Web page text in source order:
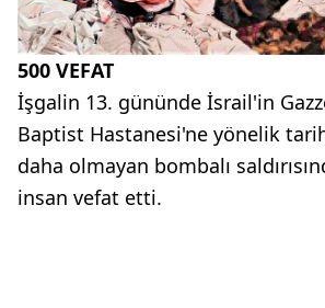
500 VEFAT
İşgalin 13. gününde İsrail'in
Baptist Hastanesi'ne yönelik
daha olmayan bombalı
insan vefat etti.